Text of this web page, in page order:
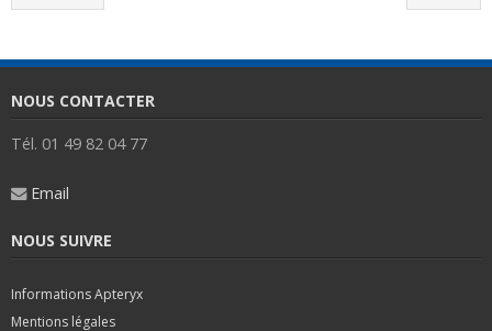
NOUS CONTACTER
Tél. 01 49 82 04 77
Email
NOUS SUIVRE
Informations Apteryx
Mentions légales